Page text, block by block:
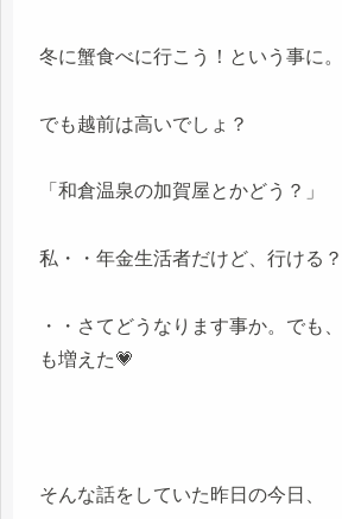
冬に蟹食べに行こう！という事に。
でも越前は高いでしょ？
「和倉温泉の加賀屋とかどう？」
私・・年金生活者だけど、行ける？
・・さてどうなります事か。でも
も増えた💗
そんな話をしていた昨日の今日、